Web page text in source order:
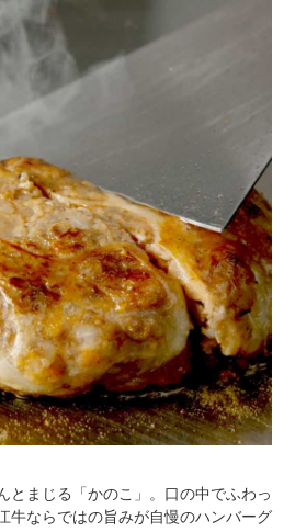
とまじる「かのこ」。口の中でふわっ
牛ならではの旨みが自慢のハンバーグ